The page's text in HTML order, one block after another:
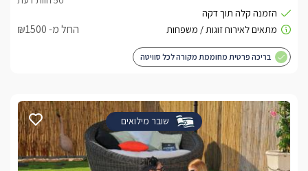
החל מ- ₪1500
בריכה פרטית מחוממת מקורה לכל סוויטה
שובר מילואים